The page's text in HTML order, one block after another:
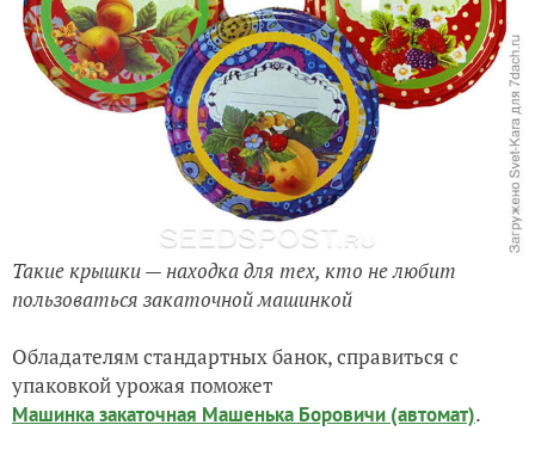
Такие крышки — находка для тех, кто не любит
пользоваться закаточной машинкой
Обладателям стандартных банок, справиться с
упаковкой урожая поможет
Машинка закаточная Машенька Боровичи (автомат).